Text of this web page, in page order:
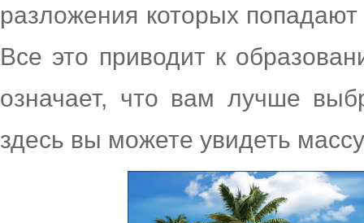
разложения которых
Все это приводит к
означает, что вам лучше
здесь вы можете увидеть